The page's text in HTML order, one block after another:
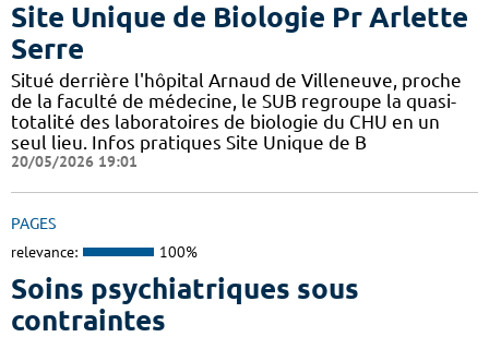
Site Unique de Biologie Pr Arlette
Serre
Situé derrière l'hôpital Arnaud de Villeneuve, proche
de la faculté de médecine, le SUB regroupe la quasi-
totalité des laboratoires de biologie du CHU en un
seul lieu. Infos pratiques Site Unique de B
20/05/2026 19:01
PAGES
relevance: 100%
Soins psychiatriques sous
contraintes